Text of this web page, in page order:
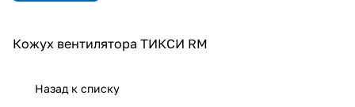
Кожух вентилятора ТИКСИ RM
Назад к списку